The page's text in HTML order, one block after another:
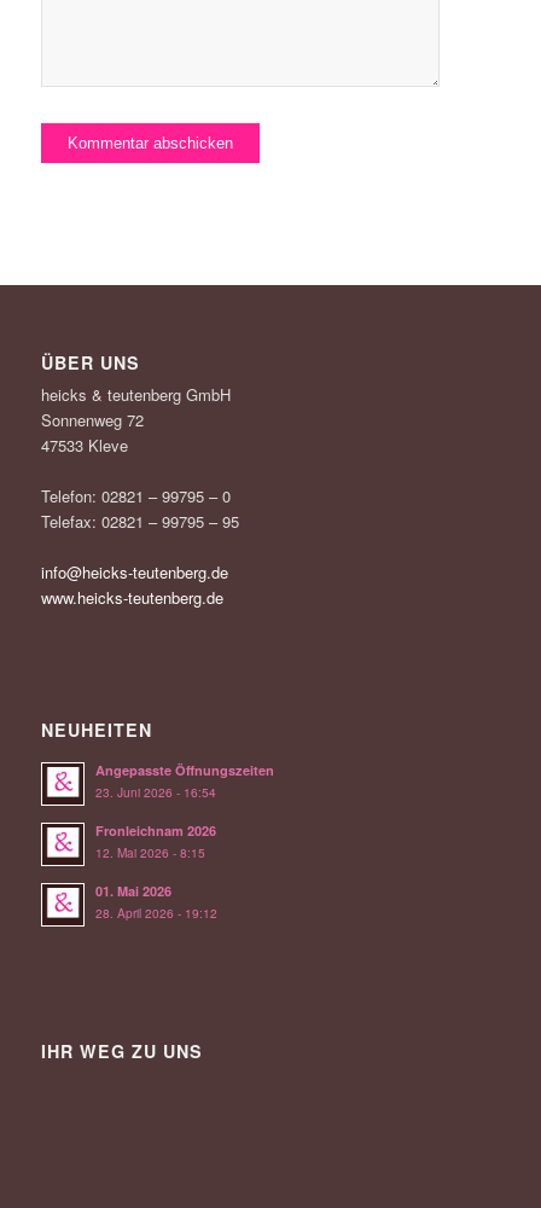
ÜBER UNS
heicks & teutenberg GmbH
Sonnenweg 72
47533 Kleve
Telefon: 02821 – 99795 – 0
Telefax: 02821 – 99795 – 95
info@heicks-teutenberg.de
www.heicks-teutenberg.de
NEUHEITEN
Angepasste Öffnungszeiten
23. Juni 2026 - 16:54
Fronleichnam 2026
12. Mai 2026 - 8:15
01. Mai 2026
28. April 2026 - 19:12
IHR WEG ZU UNS